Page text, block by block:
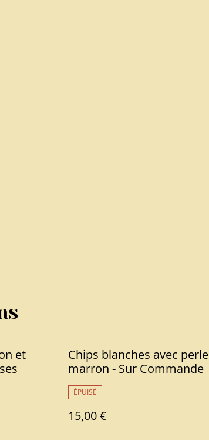
et
Chips blanches avec perle
marron - Sur Commande
ÉPUISÉ
15,00 €